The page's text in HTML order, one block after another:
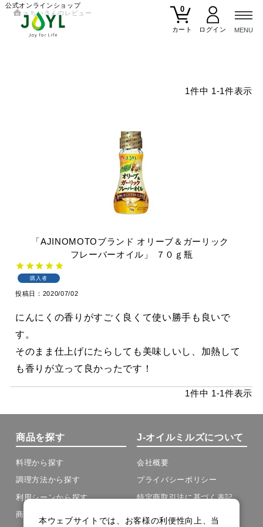
公式オンラインショップ
0
カート
ちいさんのレビュー
1件中 1-1件表示
「AJINOMOTOブランド オリーブ＆ガーリック
フレーバーオイル」
７０ｇ瓶
購入者
投稿日 2020/07/02
にんにくの香りがすごく良くて使い勝手も良いで
す。
そのまま仕上げにたらしても美味しいし、加熱して
1件中 1-1件表示
商品を探す
料理から探す
調理方法から探す
利用シーンから探す
商品の種類から探す
J-オイルミルズについて
会社概要
プライバシーポリシー
特定商取引法に基づく表記
本ウェブサイトでは、お客様の利便性向上、当